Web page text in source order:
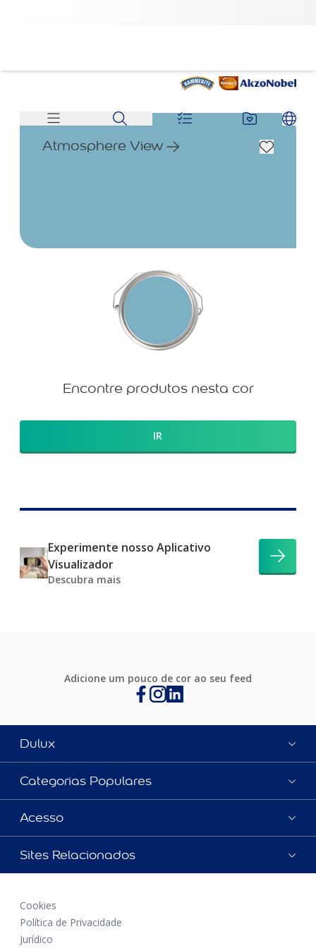
Atmosphere View
Encontre produtos nesta cor
IR
Experimente nosso Aplicativo
Visualizador
Descubra mais
Adicione um pouco de cor ao seu feed
Dulux
Categorias Populares
Acesso
Sites Relacionados
Cookies
Política de Privacidade
Jurídico